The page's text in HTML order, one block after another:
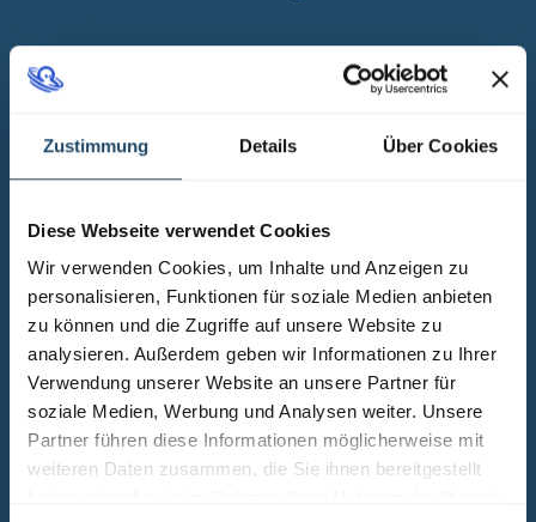
Zustimmung Details Über Cookies
Diese Webseite verwendet Cookies
Wir verwenden Cookies, um Inhalte und Anzeigen zu
personalisieren, Funktionen für soziale Medien anbieten
zu können und die Zugriffe auf unsere Website zu
analysieren. Außerdem geben wir Informationen zu Ihrer
Verwendung unserer Website an unsere Partner für
soziale Medien, Werbung und Analysen weiter. Unsere
Partner führen diese Informationen möglicherweise mit
weiteren Daten zusammen, die Sie ihnen bereitgestellt
Kommunikation
Kommunikation entsteht im Inneren und wirkt
im Außen. Du lernst, wofür Kommunikation
eingesetzt werden kann – und welche inneren
Faktoren dieses Werkzeug steuern.
Gestalte deine Kommunikation bewusst und
erreiche deine Ziele klar, empathisch und
wirksam.